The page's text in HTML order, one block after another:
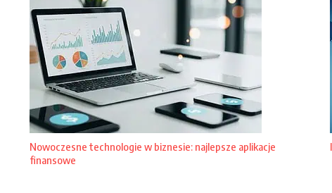
Nowoczesne technologie w biznesie: najlepsze aplikacje
finansowe